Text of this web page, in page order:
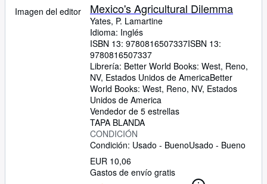
Imagen del editor Mexico's Agricultural Dilemma
Yates, P. Lamartine
Idioma: Inglés
ISBN 13: 9780816507337ISBN 13:
9780816507337
Librería: Better World Books: West, Reno,
NV, Estados Unidos de AmericaBetter
World Books: West, Reno, NV, Estados
Unidos de America
Vendedor de 5 estrellas
TAPA BLANDA
CONDICIÓN
Condición: Usado - BuenoUsado - Bueno
EUR 10,06
Gastos de envío gratis